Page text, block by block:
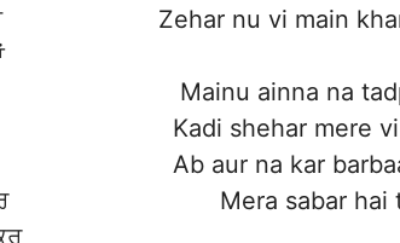
Zehar nu vi main
Mainu ainna na
Kadi shehar mere
Ab aur na kar
Mera sabar hai